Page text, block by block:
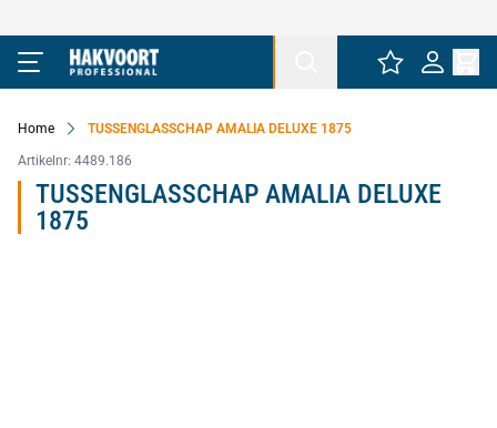
Ga naar de inhoud
Home TUSSENGLASSCHAP AMALIA DELUXE 1875
Artikelnr: 4489.186
TUSSENGLASSCHAP AMALIA DELUXE
1875